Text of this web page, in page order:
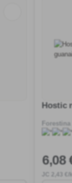
Hostic
Forestina
6,08
2 ,43 €/